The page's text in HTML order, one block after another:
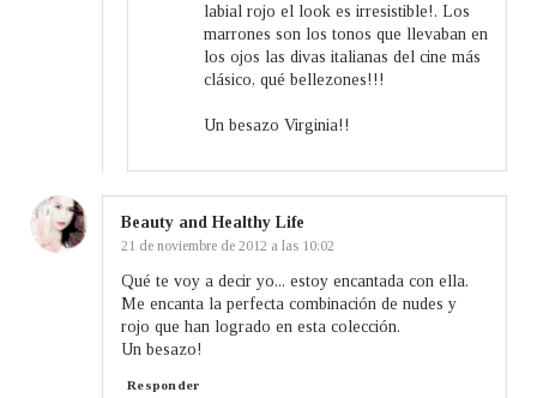
labial rojo el look es irresistible!. Los
marrones son los tonos que llevaban en
los ojos las divas italianas del cine más
clásico, qué bellezones!!!
Un besazo Virginia!!
Beauty and Healthy Life
21 de noviembre de 2012 a las 10:02
Qué te voy a decir yo... estoy encantada con ella.
Me encanta la perfecta combinación de nudes y
rojo que han logrado en esta colección.
Un besazo!
Responder